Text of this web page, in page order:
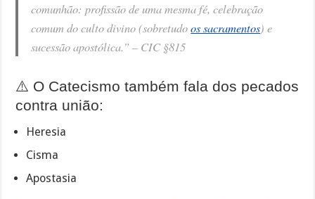
comunhão: profissão de uma mesma fé, celebração
comum do culto divino (sobretudoos sacramentos) e
sucessão apostólica.” – CIC §815
⚠️ O Catecismo também fala dos pecados
contra união:
Heresia
Cisma
Apostasia